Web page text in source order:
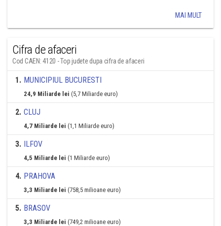
MAI MULT
Cifra de afaceri
Cod CAEN: 4120 - Top judete dupa cifra de afaceri
1. MUNICIPIUL BUCURESTI
24,9 Miliarde lei (5,7 Miliarde euro)
2. CLUJ
4,7 Miliarde lei (1,1 Miliarde euro)
3. ILFOV
4,5 Miliarde lei (1 Miliarde euro)
4. PRAHOVA
3,3 Miliarde lei (758,5 milioane euro)
5. BRASOV
3,3 Miliarde lei (749,2 milioane euro)